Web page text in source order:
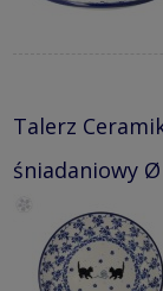
Talerz
śniadaniowy Ø